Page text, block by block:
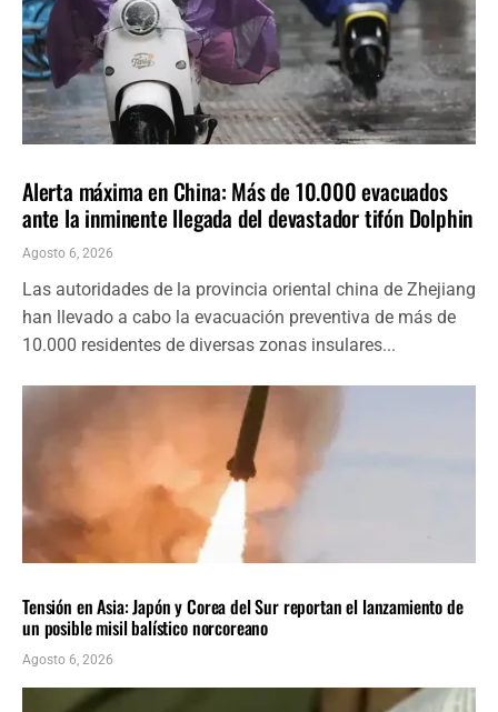
Alerta máxima en China: Más de 10.000 evacuados
ante la inminente llegada del devastador tifón Dolphin
Agosto 6, 2026
Las autoridades de la provincia oriental china de Zhejiang
han llevado a cabo la evacuación preventiva de más de
10.000 residentes de diversas zonas insulares...
Tensión en Asia: Japón y Corea del Sur reportan el lanzamiento de
un posible misil balístico norcoreano
Agosto 6, 2026